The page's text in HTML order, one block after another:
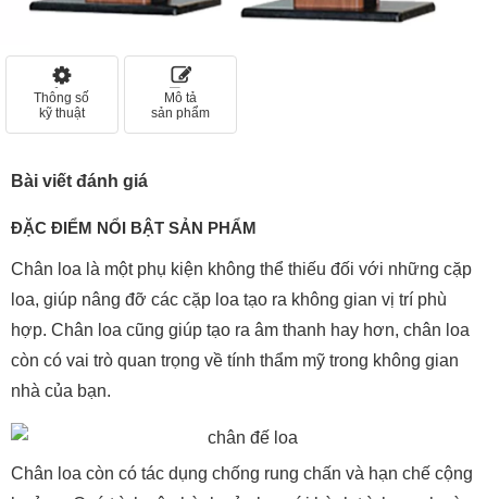
Thông số
kỹ thuật
Mô tả
sản phẩm
Bài viết đánh giá
ĐẶC ĐIỂM NỔI BẬT SẢN PHẨM
Chân loa là một phụ kiện không thể thiếu đối với những cặp
loa, giúp nâng đỡ các cặp loa tạo ra không gian vị trí phù
hợp. Chân loa cũng giúp tạo ra âm thanh hay hơn, chân loa
còn có vai trò quan trọng về tính thẩm mỹ trong không gian
nhà của bạn.
Chân loa còn có tác dụng chống rung chấn và hạn chế cộng